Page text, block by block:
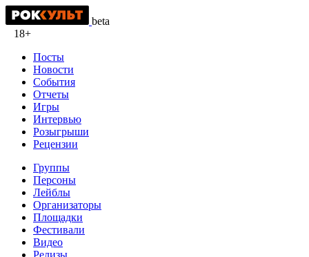
beta
18+
Посты
Новости
События
Отчеты
Игры
Интервью
Розыгрыши
Рецензии
Группы
Персоны
Лейблы
Организаторы
Площадки
Фестивали
Видео
Релизы